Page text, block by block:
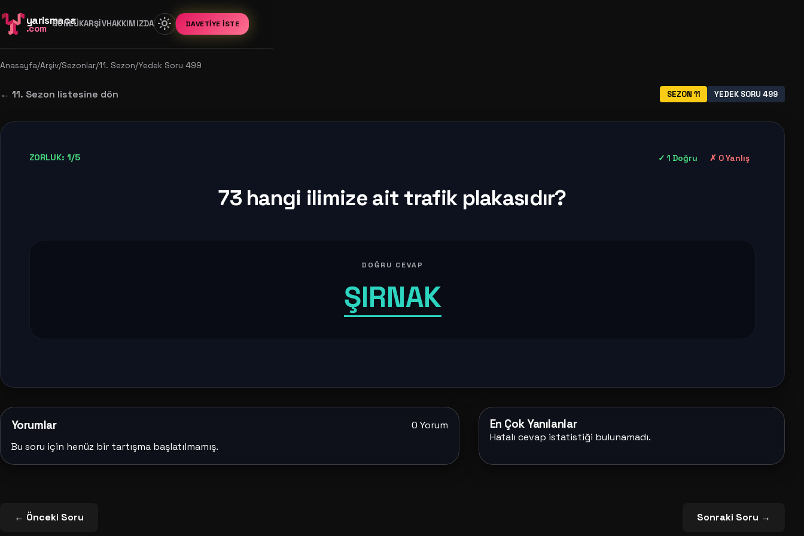
yarismaca
.com GÜNLÜKARŞIVHAKKIMIZDA light_mode DAVETIYE İSTE
Anasayfa/Arşiv/Sezonlar/11. Sezon/Yedek Soru 499
← 11. Sezon listesine dön SEZON 11 YEDEK SORU 499
ZORLUK: 1/5 ✓ 1 Doğru ✗ 0 Yanlış
73 hangi ilimize ait trafik plakasıdır?
DOĞRU CEVAP
ŞIRNAK
Yorumlar
0 Yorum
Bu soru için henüz bir tartışma başlatılmamış.
En Çok Yanılanlar
Hatalı cevap istatistiği bulunamadı.
← Önceki Soru Sonraki Soru →